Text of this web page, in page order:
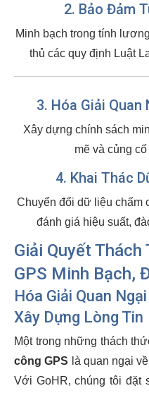
2. Bảo Đảm
Minh bạch trong tính
thủ các quy định Luật
3. Hóa Giải Quan
Xây dựng chính sách
mẽ và củng
4. Khai Thác
Chuyển đổi dữ liệu chấm
đánh giá hiệu suất,
Giải Quyết Thách
GPS Minh Bạch,
Hóa Giải Quan
Xây Dựng Lòng Tin
Một trong những thách
công GPS là quan ngại
Với GoHR, chúng tôi đặt